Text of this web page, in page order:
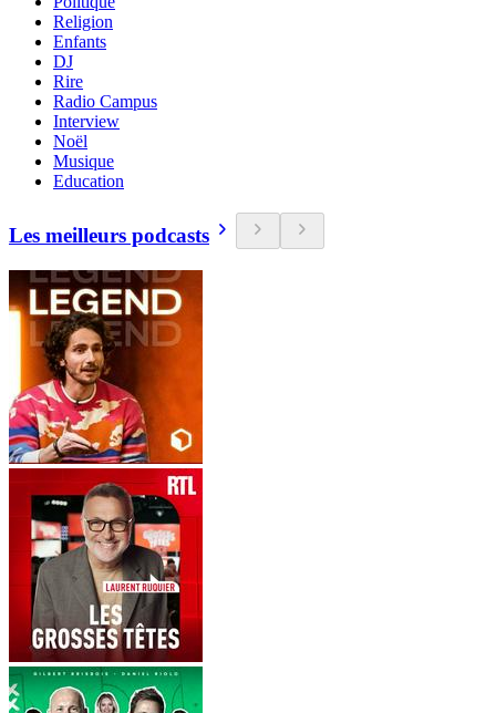
Religion
Enfants
DJ
Rire
Radio Campus
Interview
Noël
Musique
Education
Les meilleurs podcasts